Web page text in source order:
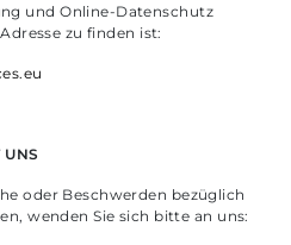
und Online-Datenschutz
zu finden ist:
UNS
oder Beschwerden bezüglich
wenden Sie sich bitte an uns: